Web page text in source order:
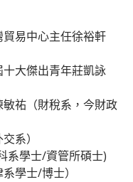
易中心主任徐裕軒
大傑出青年莊凱詠
祐（財稅系，今財政
系）
系學士/資管所碩士)
學士/博士）